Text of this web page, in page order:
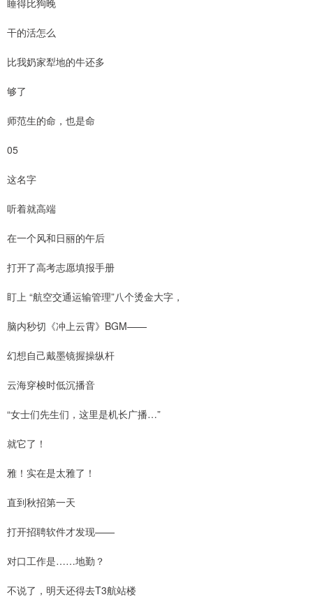
睡得比狗晚
干的活怎么
比我奶家犁地的牛还多
够了
师范生的命，也是命
05
这名字
听着就高端
在一个风和日丽的午后
打开了高考志愿填报手册
盯上 “航空交通运输管理”八个烫金大字，
脑内秒切《冲上云霄》BGM——
幻想自己戴墨镜握操纵杆
云海穿梭时低沉播音
“女士们先生们，这里是机长广播…”
就它了！
雅！实在是太雅了！
直到秋招第一天
打开招聘软件才发现——
对口工作是……地勤？
不说了，明天还得去T3航站楼